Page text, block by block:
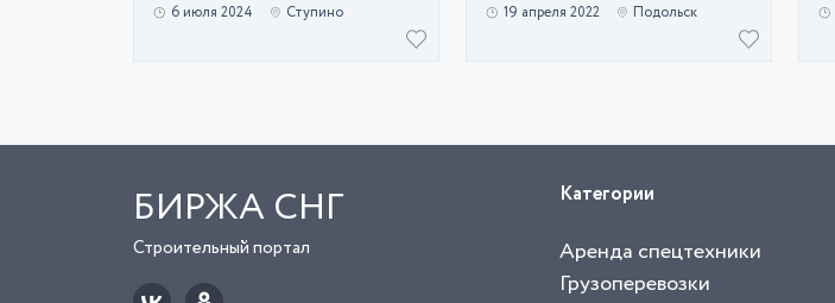
6 июля 2024 Ступино 19 апреля 2022 Подольск
БИРЖА СНГ
Строительный портал
Категории
Аренда спецтехники
Грузоперевозки